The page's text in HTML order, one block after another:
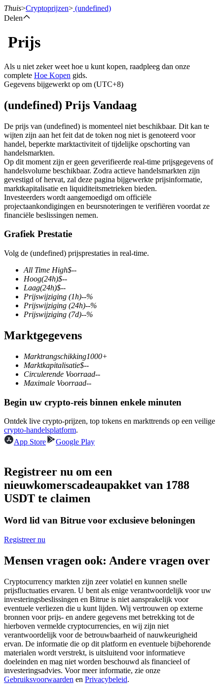
Termijncontracten
USDT-futures
Futures met USDT als onderpand
COIN-M-futures
Cryptocurrency-futures
TradFi
Derivaten voor aandelen, forex, edelmetalen en grondstoffen
USDC-futures
Word een Copy Trader
Thuis>Cryptoprijzen> (undefined)
Delen
Prijs
Als u niet zeker weet hoe u kunt kopen, raadpleeg dan onze
complete Hoe Kopen gids.
Gegevens bijgewerkt op om (UTC+8)
(undefined) Prijs Vandaag
De prijs van (undefined) is momenteel niet beschikbaar. Dit kan te
wijten zijn aan het feit dat de token nog niet is genoteerd voor
handel, beperkte marktactiviteit of tijdelijke opschorting van
handelsmarkten.
Op dit moment zijn er geen geverifieerde real-time prijsgegevens of
handelsvolume beschikbaar. Zodra actieve handelsmarkten zijn
gevestigd of hervat, zal deze pagina bijgewerkte prijsinformatie,
marktkapitalisatie en liquiditeitsmetrieken bieden.
Investeerders wordt aangemoedigd om officiële
projectaankondigingen en beursnoteringen te verifiëren voordat ze
financiële beslissingen nemen.
Grafiek Prestatie
Volg de (undefined) prijsprestaties in real-time.
All Time High$--
Hoog(24h)$--
Laag(24h)$--
Prijswijziging (1h)--%
Prijswijziging (24h)--%
Prijswijziging (7d)--%
Marktgegevens
Marktrangschikking1000+
Marktkapitalisatie$--
Circulerende Voorraad--
Maximale Voorraad--
Begin uw crypto-reis binnen enkele minuten
Ontdek live crypto-prijzen, top tokens en markttrends op een veilige
crypto-handelsplatform.
App Store
Google Play
Registreer nu om een
nieuwkomerscadeaupakket van 1788
USDT te claimen
Word lid van Bitrue voor exclusieve beloningen
Registreer nu
Mensen vragen ook: Andere vragen over
Cryptocurrency markten zijn zeer volatiel en kunnen snelle
prijsfluctuaties ervaren. U bent als enige verantwoordelijk voor uw
investeringsbeslissingen en Bitrue is niet aansprakelijk voor
eventuele verliezen die u kunt lijden. Wij vertrouwen op externe
bronnen voor prijs- en andere gegevens met betrekking tot de
hierboven vermelde cryptocurrencies, en wij zijn niet
verantwoordelijk voor de betrouwbaarheid of nauwkeurigheid
ervan. De informatie die op dit platform en eventuele bijbehorende
materialen wordt verstrekt, is uitsluitend voor informatieve
doeleinden en mag niet worden beschouwd als financieel of
investeringsadvies. Voor meer informatie, zie onze
Gebruiksvoorwaarden en Privacybeleid.